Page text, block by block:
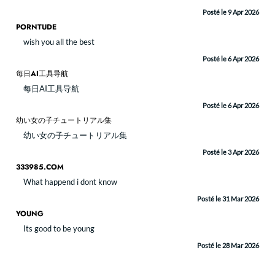
Posté le 9 Apr 2026
PORNTUDE
wish you all the best
Posté le 6 Apr 2026
每日AI工具导航
每日AI工具导航
Posté le 6 Apr 2026
幼い女の子チュートリアル集
幼い女の子チュートリアル集
Posté le 3 Apr 2026
333985.COM
What happend i dont know
Posté le 31 Mar 2026
YOUNG
Its good to be young
Posté le 28 Mar 2026